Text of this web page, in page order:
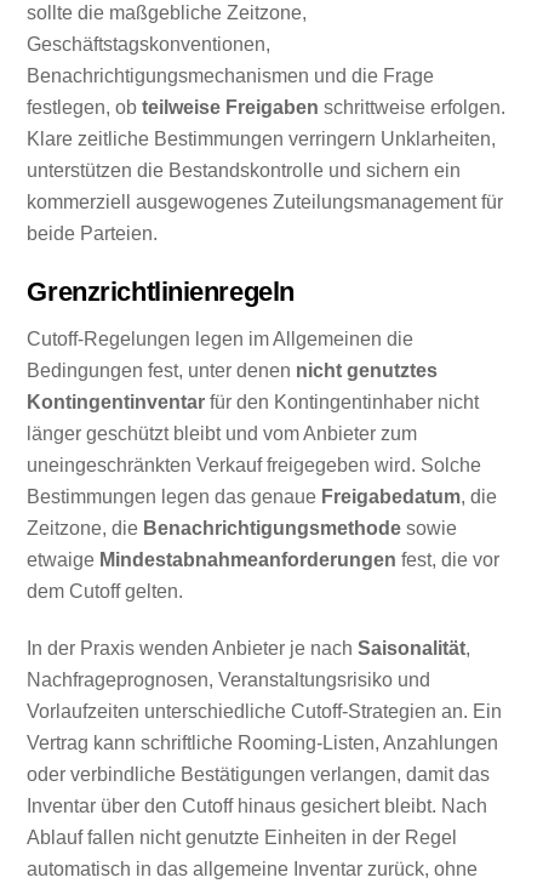
sollte die maßgebliche Zeitzone,
Geschäftstagskonventionen,
Benachrichtigungsmechanismen und die Frage
festlegen, obteilweise Freigaben schrittweise erfolgen.
Klare zeitliche Bestimmungen verringern Unklarheiten,
unterstützen die Bestandskontrolle und sichern ein
kommerziell ausgewogenes Zuteilungsmanagement für
beide Parteien.
Grenzrichtlinienregeln
Cutoff-Regelungen legen im Allgemeinen die
Bedingungen fest, unter denen nicht genutztes
Kontingentinventar für den Kontingentinhaber nicht
länger geschützt bleibt und vom Anbieter zum
uneingeschränkten Verkauf freigegeben wird. Solche
Bestimmungen legen das genaue Freigabedatum, die
Zeitzone, die Benachrichtigungsmethode sowie
etwaige Mindestabnahmeanforderungen fest, die vor
dem Cutoff gelten.
In der Praxis wenden Anbieter je nachSaisonalität,
Nachfrageprognosen, Veranstaltungsrisiko und
Vorlaufzeiten unterschiedliche Cutoff-Strategien an. Ein
Vertrag kann schriftliche Rooming-Listen, Anzahlungen
oder verbindliche Bestätigungen verlangen, damit das
Inventar über den Cutoff hinaus gesichert bleibt. Nach
Ablauf fallen nicht genutzte Einheiten in der Regel
automatisch in das allgemeine Inventar zurück, ohne